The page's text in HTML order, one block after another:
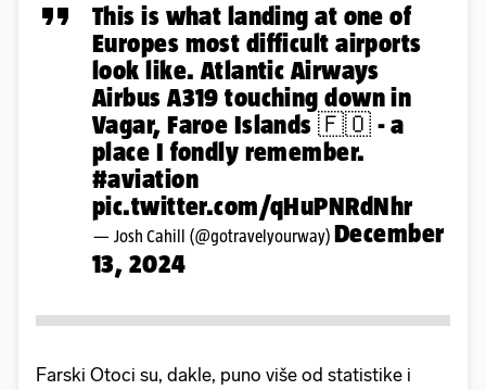
This is what landing at one of
Europes most difficult airports
look like. Atlantic Airways
Airbus A319 touching down in
Vagar, Faroe Islands 🇫🇴 - a
place I fondly remember.
#aviation
pic.twitter.com/qHuPNRdNhr
— Josh Cahill (@gotravelyourway) December
13, 2024
Farski Otoci su, dakle, puno više od statistike i